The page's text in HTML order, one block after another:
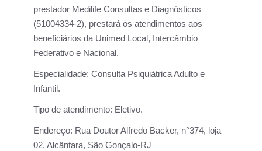
prestador Medilife Consultas e Diagnósticos
(51004334-2), prestará os atendimentos aos
beneficiários da Unimed Local, Intercâmbio
Federativo e Nacional.
Especialidade: Consulta Psiquiátrica Adulto e
Infantil.
Tipo de atendimento: Eletivo.
Endereço: Rua Doutor Alfredo Backer, n°374, loja
02, Alcântara, São Gonçalo-RJ